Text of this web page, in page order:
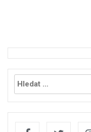
Vyhledávání